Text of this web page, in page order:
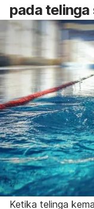
pada
Ketika telinga